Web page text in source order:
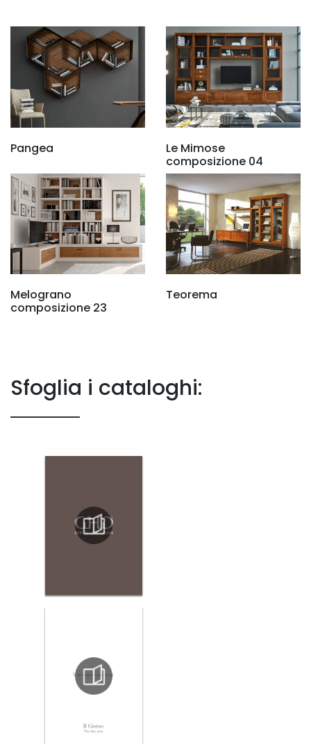
Pangea
Le Mimose
composizione 04
Melograno
composizione 23
Teorema
Sfoglia i cataloghi: